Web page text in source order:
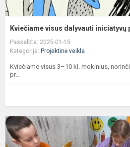
Kviečiame visus dalyvauti iniciatyvų
Paskelbta: 2025-01-15
Kategorija: Projektinė veikla
Kviečiame visus 3–10 kl. mokinius,
pr...